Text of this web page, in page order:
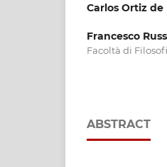
Carlos Ortiz
Francesco
Facoltà di
ABSTRACT